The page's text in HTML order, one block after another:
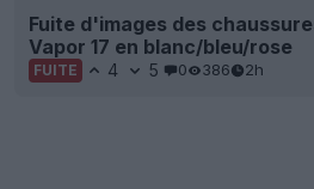
Fuite d'images des
Vapor 17 en blanc/bleu/rose
FUITE 4 5 0 386 2h